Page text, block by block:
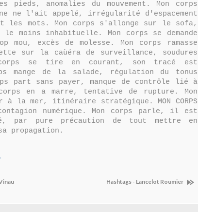
pieds, anomalies du mouvement. Mon corps
ne l'ait appelé, irrégularité d'espacement
mots. Mon corps s'allonge sur le sofa,
moins inhabituelle. Mon corps se demande
excès de molesse. Mon corps ramasse
sur la caùéra de surveillance, soudures
corps se tire en courant, son tracé est
mange de la salade, régulation du tonus
part sans payer, manque de contrôle lié à
en a marre, tentative de rupture. Mon
la mer, itinéraire stratégique. MON CORPS
contagion numérique. Mon corps parle, il est
par pure précaution de tout mettre en
propagation.
Hashtags - Lancelot Roumier